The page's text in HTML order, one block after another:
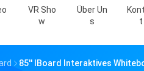
VR Sho
W
Über Un
S
T
85'' IBoard Interaktives